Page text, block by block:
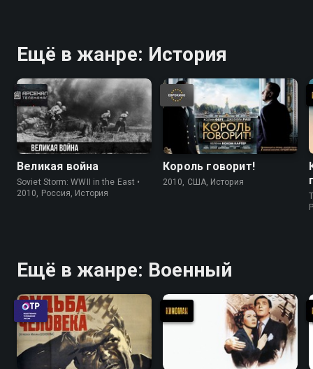
Ещё в жанре: История
Великая война
Soviet Storm: WWII in the East •
2010, Россия, История
Король говорит!
2010, США, История
Ещё в жанре: Военный